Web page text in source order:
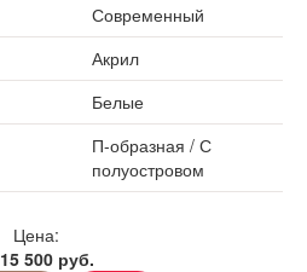
Современный
Акрил
Белые
П-образная / С
полуостровом
Цена:
15 500 руб.